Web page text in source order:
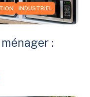
INDUSTRIEL
: